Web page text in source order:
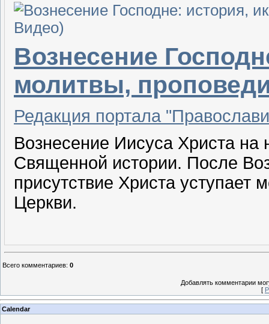
Вознесение
молитвы,
Редакция портала
Вознесение Иисуса Христа
Священной истории. После
присутствие Христа
Церкви.
Всего комментариев: 0
Добавлять комментарии
[
Calendar